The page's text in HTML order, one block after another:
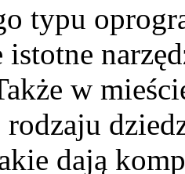
typu
istotne
w
dają